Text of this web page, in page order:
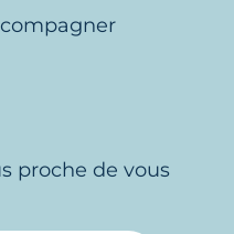
proche de vous